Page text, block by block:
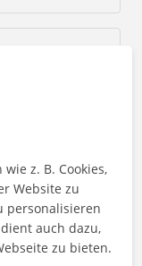
Sie unserem
z. B. Cookies,
Website zu
personalisieren
auch dazu,
zu bieten.